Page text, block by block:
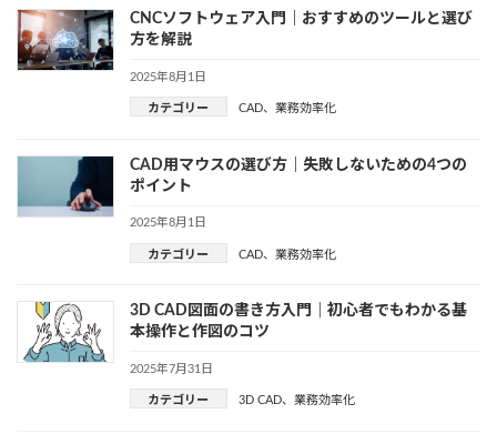
CNCソフトウェア入門｜おすすめのツールと選び
方を解説
2025年8月1日
カテゴリー CAD、 業務効率化
CAD用マウスの選び方｜失敗しないための4つの
ポイント
2025年8月1日
カテゴリー CAD、 業務効率化
3D CAD図面の書き方入門｜初心者でもわかる基
本操作と作図のコツ
2025年7月31日
カテゴリー 3D CAD、 業務効率化